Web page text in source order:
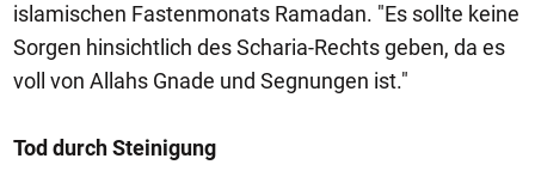
islamischen Fastenmonats Ramadan. "Es sollte keine
Sorgen hinsichtlich des Scharia-Rechts geben, da es
voll von Allahs Gnade und Segnungen ist."
Tod durch Steinigung